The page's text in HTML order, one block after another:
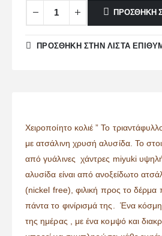
ΠΡΟΣΘΉΚΗ
ΠΡΌΣΘΉΚΗ ΣΤΗΝ ΛΊΣΤΑ
Χειροποίητο κολιέ ” Το
με ατσάλινη χρυσή αλυσίδα. Το
από γυάλινες χάντρες miyuki
αλυσίδα είναι από ανοξείδωτο
(nickel free), φιλική προς το δέρμα
πάντα το φινίρισμά της. Ένα
της ημέρας , με ένα κομψό και